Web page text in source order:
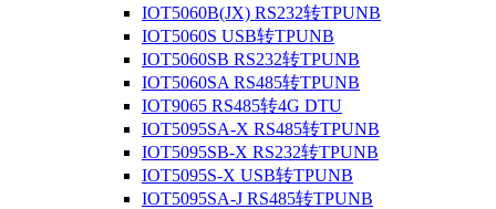
IOT5060B(JX) RS232转TPUNB
IOT5060S USB转TPUNB
IOT5060SB RS232转TPUNB
IOT5060SA RS485转TPUNB
IOT9065 RS485转4G DTU
IOT5095SA-X RS485转TPUNB
IOT5095SB-X RS232转TPUNB
IOT5095S-X USB转TPUNB
IOT5095SA-J RS485转TPUNB